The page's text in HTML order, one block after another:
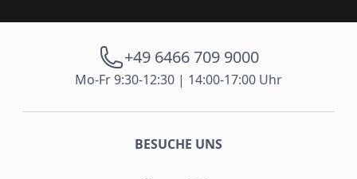
+49 6466 709 9000
Mo-Fr 9:30-12:30 | 14:00-17:00 Uhr
BESUCHE UNS